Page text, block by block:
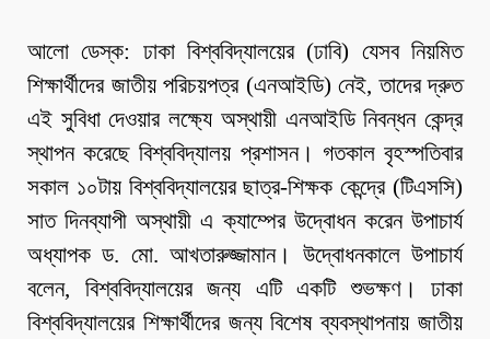
আলো ডেস্ক: ঢাকা বিশ্ববিদ্যালয়ের (ঢাবি) যেসব নিয়মিত
শিক্ষার্থীদের জাতীয় পরিচয়পত্র (এনআইডি) নেই, তাদের দ্রুত
এই সুবিধা দেওয়ার লক্ষ্যে অস্থায়ী এনআইডি নিবন্ধন কেন্দ্র
স্থাপন করেছে বিশ্ববিদ্যালয় প্রশাসন। গতকাল বৃহস্পতিবার
সকাল ১০টায় বিশ্ববিদ্যালয়ের ছাত্র-শিক্ষক কেন্দ্রে (টিএসসি)
সাত দিনব্যাপী অস্থায়ী এ ক্যাম্পের উদ্বোধন করেন উপাচার্য
অধ্যাপক ড. মো. আখতারুজ্জামান। উদ্বোধনকালে উপাচার্য
বলেন, বিশ্ববিদ্যালয়ের জন্য এটি একটি শুভক্ষণ। ঢাকা
বিশ্ববিদ্যালয়ের শিক্ষার্থীদের জন্য বিশেষ ব্যবস্থাপনায় জাতীয়